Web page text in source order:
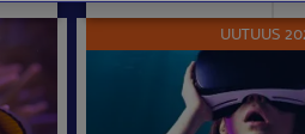
UUTUUS